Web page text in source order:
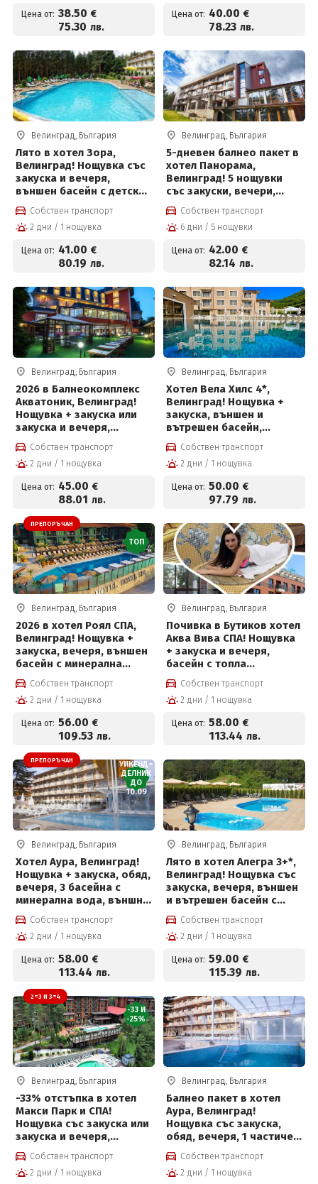
Цена от: 38.50 €
75.30 лв.
Цена от: 40.00 €
78.23 лв.
Велинград, България
Лято в хотел Зора,
Велинград! Нощувка със
закуска и вечеря,
външен басейн с детска
част, мини футболно и
волейболно игрище,
билярд и тенис на маса
за 41 € на човек
Собствен транспорт
2 дни / 1 нощувка
Цена от: 41.00 €
80.19 лв.
Велинград, България
5-дневен балнео пакет в
хотел Панорама,
Велинград! 5 нощувки
със закуски, вечери,
лекарски преглед, 2
физиотерапевтични
процедури на ден,
басейн с минерална вода
и солна стая за 42 евро
на човек на ден
Собствен транспорт
6 дни / 5 нощувки
Цена от: 42.00 €
82.14 лв.
Велинград, България
2026 в Балнеокомплекс
Акватоник, Велинград!
Нощувка + закуска или
закуска и вечеря,
вътрешен и външен
акватоничен басейн и
Уелнес пакет на цени от
45 евро на човек
Собствен транспорт
2 дни / 1 нощувка
Цена от: 45.00 €
88.01 лв.
Велинград, България
Хотел Вела Хилс 4*,
Велинград! Нощувка +
закуска, външен и
вътрешен басейн,
джакузи и СПА пакет на
цени от 50 евро на човек
Собствен транспорт
2 дни / 1 нощувка
Цена от: 50.00 €
97.79 лв.
ПРЕПОРЪЧАН
ТОП
Велинград, България
2026 в хотел Роял СПА,
Велинград! Нощувка +
закуска, вечеря, външен
басейн с минерална
вода, термален басейн и
СПА пакет
Собствен транспорт
2 дни / 1 нощувка
Цена от: 56.00 €
109.53 лв.
Велинград, България
Почивка в Бутиков хотел
Аква Вива СПА! Нощувка
+ закуска и вечеря,
басейн с топла
минерална вода и Уелнес
пакет за 58 евро на
човек
Собствен транспорт
2 дни / 1 нощувка
Цена от: 58.00 €
113.44 лв.
ПРЕПОРЪЧАН
УИКЕНД=
ДЕЛНИК
ДО
10.09
Велинград, България
Хотел Аура, Велинград!
Нощувка + закуска, обяд,
вечеря, 3 басейна с
минерална вода, външно
джакузи, солен басейн и
Уелнес зона на цена от
58 €
Собствен транспорт
2 дни / 1 нощувка
Цена от: 58.00 €
113.44 лв.
Велинград, България
Лято в хотел Алегра 3+*,
Велинград! Нощувка със
закуска, вечеря, външен
и вътрешен басейн с
минерална вода,
джакузи и СПА за 59 € на
човек
Собствен транспорт
2 дни / 1 нощувка
Цена от: 59.00 €
115.39 лв.
2=3 И 3=4
-33 И
-25%
Велинград, България
-33% отстъпка в хотел
Макси Парк и СПА!
Нощувка със закуска или
закуска и вечеря,
външни и вътрешни
басейни с минерална
вода, джакузи, топила и
Собствен транспорт
2 дни / 1 нощувка
Велинград, България
Балнео пакет в хотел
Аура, Велинград!
Нощувка със закуска,
обяд, вечеря, 1 частичен
масаж, 2 физиотерапии,
вътрешен и външен
басейн с лечебна
Собствен транспорт
2 дни / 1 нощувка